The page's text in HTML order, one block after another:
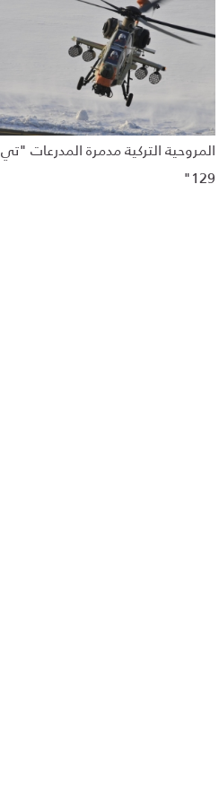
المروحية التركية مدمرة المدرعات "تي
129"